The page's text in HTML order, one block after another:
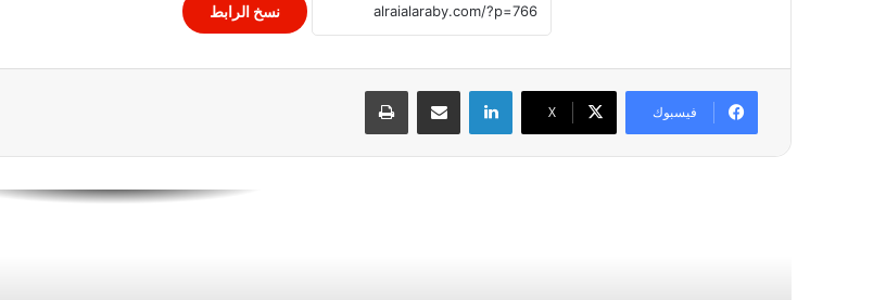
نسخ الرابط
فيسبوك X
لينكدإن مشاركة عبر البريد طباعة
الكهرباء: لم نصدر بيانات عن مد فترة تلقى